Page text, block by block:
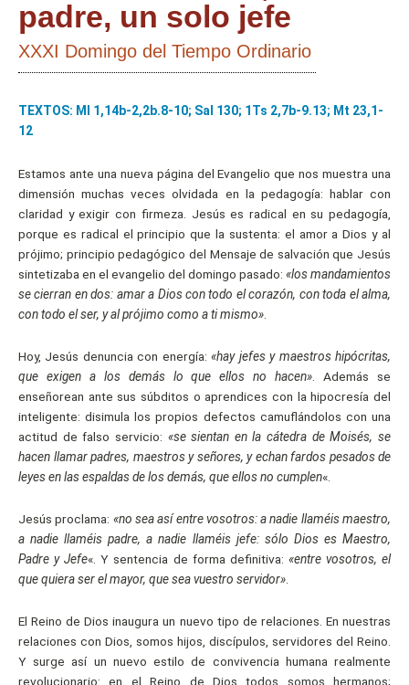
padre, un solo jefe
XXXI Domingo del Tiempo Ordinario
TEXTOS: Ml 1,14b-2,2b.8-10; Sal 130; 1Ts 2,7b-9.13; Mt 23,1-
12
Estamos ante una nueva página del Evangelio que nos muestra una
dimensión muchas veces olvidada en la pedagogía: hablar con
claridad y exigir con firmeza. Jesús es radical en su pedagogía,
porque es radical el principio que la sustenta: el amor a Dios y al
prójimo; principio pedagógico del Mensaje de salvación que Jesús
sintetizaba en el evangelio del domingo pasado: «los mandamientos
se cierran en dos: amar a Dios con todo el corazón, con toda el alma,
con todo el ser, y al prójimo como a ti mismo»
Hoy, Jesús denuncia con energía:«hay jefes y maestros hipócritas,
que exigen a los demás lo que ellos no hacen» . Además se
enseñorean ante sus súbditos o aprendices con la hipocresía del
inteligente: disimula los propios defectos camuflándolos con una
actitud de falso servicio: «se sientan en la cátedra de Moisés, se
hacen llamar padres, maestros y señores, y echan fardos pesados de
leyes en las espaldas de los demás, que ellos no cumplen«.
Jesús proclama: «no sea así entre vosotros: a nadie llaméis maestro,
a nadie llaméis padre, a nadie llaméis jefe: sólo Dios es Maestro,
Padre y Jefe«. Y sentencia de forma definitiva: «entre vosotros, el
que quiera ser el mayor, que sea vuestro servidor»
El Reino de Dios inaugura un nuevo tipo de relaciones. En nuestras
relaciones con Dios, somos hijos, discípulos, servidores del Reino.
Y surge así un nuevo estilo de convivencia humana realmente
revolucionario: en el Reino de Dios todos somos hermanos;